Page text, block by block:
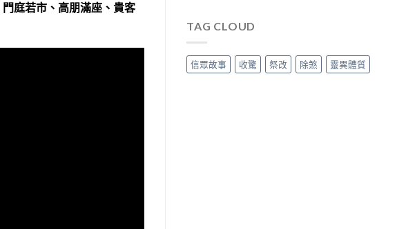
庭若市、高朋滿座、貴客
TAG CLOUD
信眾故事 收驚 祭改 除煞 靈異體質